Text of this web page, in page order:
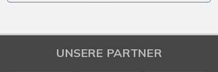
UNSERE PARTNER